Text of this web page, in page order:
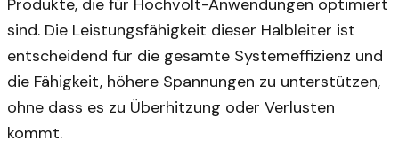
Produkte, die für Hochvolt-Anwendungen optimiert
sind. Die Leistungsfähigkeit dieser Halbleiter ist
entscheidend für die gesamte Systemeffizienz und
die Fähigkeit, höhere Spannungen zu unterstützen,
ohne dass es zu Überhitzung oder Verlusten
kommt.